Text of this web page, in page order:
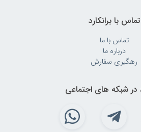
تماس با برانکارد
تماس با ما
درباره ما
رهگیری سفارش
در شبکه های اجتماعی